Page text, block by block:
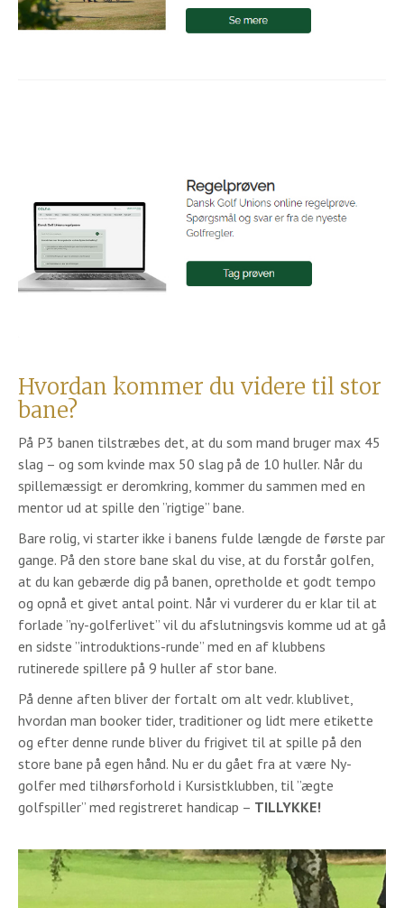
Hvordan kommer du videre til stor
bane?
På P3 banen tilstræbes det, at du som mand bruger max 45
slag – og som kvinde max 50 slag på de 10 huller. Når du
spillemæssigt er deromkring, kommer du sammen med en
mentor ud at spille den ”rigtige” bane.
Bare rolig, vi starter ikke i banens fulde længde de første par
gange. På den store bane skal du vise, at du forstår golfen,
at du kan gebærde dig på banen, opretholde et godt tempo
og opnå et givet antal point. Når vi vurderer du er klar til at
forlade ”ny-golferlivet” vil du afslutningsvis komme ud at gå
en sidste ”introduktions-runde” med en af klubbens
rutinerede spillere på 9 huller af stor bane.
På denne aften bliver der fortalt om alt vedr. klublivet,
hvordan man booker tider, traditioner og lidt mere etikette
og efter denne runde bliver du frigivet til at spille på den
store bane på egen hånd. Nu er du gået fra at være Ny-
golfer med tilhørsforhold i Kursistklubben, til ”ægte
golfspiller” med registreret handicap – TILLYKKE!